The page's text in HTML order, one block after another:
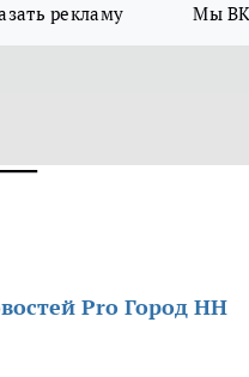
рекламу Мы
—
Pro Город НН